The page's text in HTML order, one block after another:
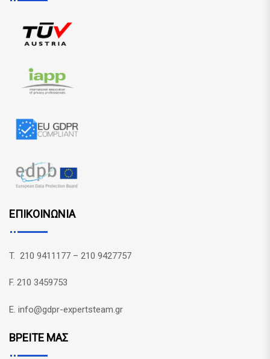
ΕΠΙΚΟΙΝΩΝΙΑ
T. 210 9411177 – 210 9427757
F. 210 3459753
E. info@gdpr-expertsteam.gr
ΒΡΕΙΤΕ ΜΑΣ